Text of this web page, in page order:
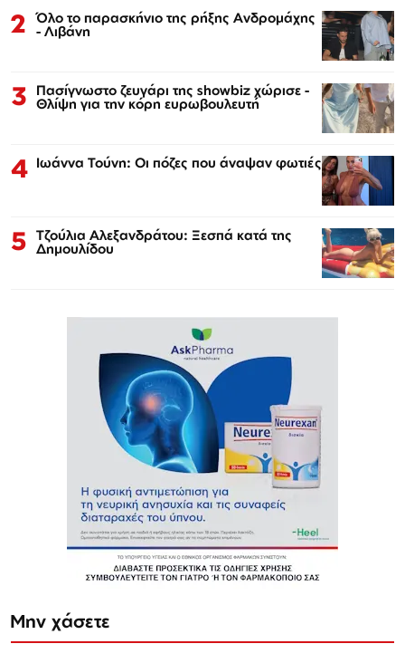
2 Όλο το παρασκήνιο της ρήξης Ανδρομάχης
- Λιβάνη
3 Πασίγνωστο ζευγάρι της showbiz χώρισε -
Θλίψη για την κόρη ευρωβουλευτή
4 Ιωάννα Τούνη: Οι πόζες που άναψαν φωτιές
5 Τζούλια Αλεξανδράτου: Ξεσπά κατά της
Δημουλίδου
Μην χάσετε